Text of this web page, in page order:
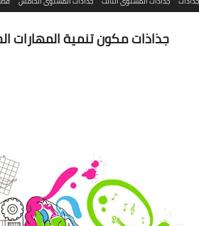
جذاذات مكون تنمية المهارات